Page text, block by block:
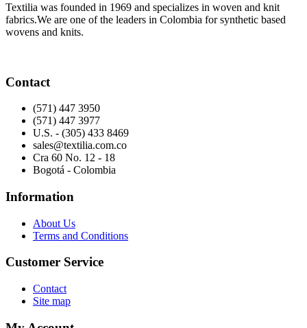
Textilia was founded in 1969 and specializes in woven and knit
fabrics.We are one of the leaders in Colombia for synthetic based
wovens and knits.
Contact
(571) 447 3950
(571) 447 3977
U.S. - (305) 433 8469
sales@textilia.com.co
Cra 60 No. 12 - 18
Bogotá - Colombia
Information
About Us
Terms and Conditions
Customer Service
Contact
Site map